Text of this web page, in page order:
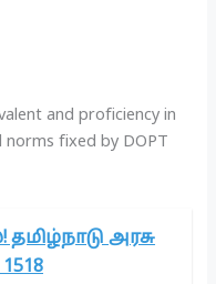
and proficiency in
fixed by DOPT
அரசு